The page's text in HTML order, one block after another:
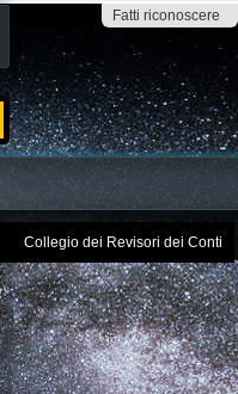
Fatti riconoscere
Collegio dei Revisori dei Conti